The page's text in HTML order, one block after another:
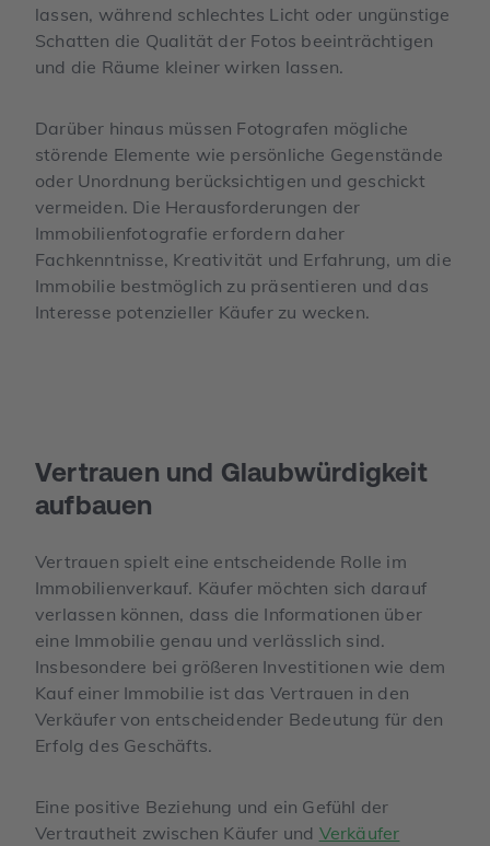
lassen, während schlechtes Licht oder ungünstige
Schatten die Qualität der Fotos beeinträchtigen
und die Räume kleiner wirken lassen.
Darüber hinaus müssen Fotografen mögliche
störende Elemente wie persönliche Gegenstände
oder Unordnung berücksichtigen und geschickt
vermeiden. Die Herausforderungen der
Immobilienfotografie erfordern daher
Fachkenntnisse, Kreativität und Erfahrung, um die
Immobilie bestmöglich zu präsentieren und das
Interesse potenzieller Käufer zu wecken.
Vertrauen und Glaubwürdigkeit
aufbauen
Vertrauen spielt eine entscheidende Rolle im
Immobilienverkauf. Käufer möchten sich darauf
verlassen können, dass die Informationen über
eine Immobilie genau und verlässlich sind.
Insbesondere bei größeren Investitionen wie dem
Kauf einer Immobilie ist das Vertrauen in den
Verkäufer von entscheidender Bedeutung für den
Erfolg des Geschäfts.
Eine positive Beziehung und ein Gefühl der
Vertrautheit zwischen Käufer und Verkäufer